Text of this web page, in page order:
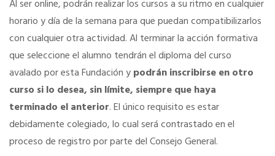
Asesoramiento fiscal y jurídico
Despachos y salas de reuniones
Consulados comerciales
Internacional
Al ser online, podrán realizar los cursos a su ritmo en cualquier
horario y día de la semana para que puedan compatibilizarlos
con cualquier otra actividad. Al terminar la acción formativa
que seleccione el alumno tendrán el diploma del curso
avalado por esta Fundación ypodrán inscribirse en otro
curso si lo desea, sin límite, siempre que haya
terminado el anterior. El único requisito es estar
debidamente colegiado, lo cual será contrastado en el
proceso de registro por parte del Consejo General.